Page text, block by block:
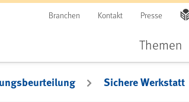
Branchen Kontakt Presse
Themen
Sichere Werkstatt